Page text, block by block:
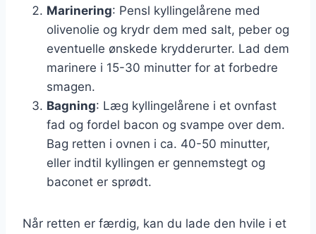
Marinering: Pensl kyllingelårene med
olivenolie og krydr dem med salt, peber og
eventuelle ønskede krydderurter. Lad dem
marinere i 15-30 minutter for at forbedre
smagen.
Bagning: Læg kyllingelårene i et ovnfast
fad og fordel bacon og svampe over dem.
Bag retten i ovnen i ca. 40-50 minutter,
eller indtil kyllingen er gennemstegt og
baconet er sprødt.
Når retten er færdig, kan du lade den hvile i et